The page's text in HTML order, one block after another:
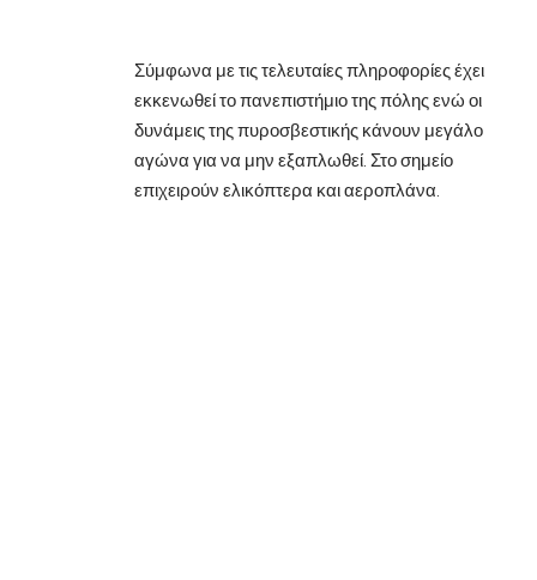
Σύμφωνα με τις τελευταίες πληροφορίες έχει
εκκενωθεί το πανεπιστήμιο της πόλης ενώ οι
δυνάμεις της πυροσβεστικής κάνουν μεγάλο
αγώνα για να μην εξαπλωθεί. Στο σημείο
επιχειρούν ελικόπτερα και αεροπλάνα.